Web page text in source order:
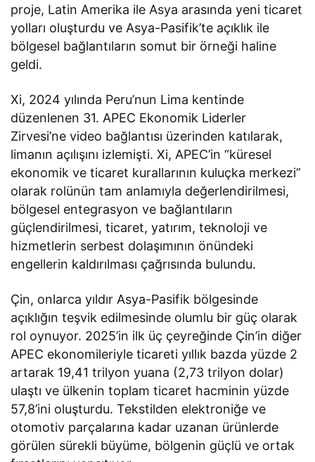
proje, Latin Amerika ile Asya arasında yeni ticaret
yolları oluşturdu ve Asya-Pasifik’te açıklık ile
bölgesel bağlantıların somut bir örneği haline
geldi.
Xi, 2024 yılında Peru’nun Lima kentinde
düzenlenen 31. APEC Ekonomik Liderler
Zirvesi’ne video bağlantısı üzerinden katılarak,
limanın açılışını izlemişti. Xi, APEC’in “küresel
ekonomik ve ticaret kurallarının kuluçka merkezi”
olarak rolünün tam anlamıyla değerlendirilmesi,
bölgesel entegrasyon ve bağlantıların
güçlendirilmesi, ticaret, yatırım, teknoloji ve
hizmetlerin serbest dolaşımının önündeki
engellerin kaldırılması çağrısında bulundu.
Çin, onlarca yıldır Asya-Pasifik bölgesinde
açıklığın teşvik edilmesinde olumlu bir güç olarak
rol oynuyor. 2025’in ilk üç çeyreğinde Çin’in diğer
APEC ekonomileriyle ticareti yıllık bazda yüzde 2
artarak 19,41 trilyon yuana (2,73 trilyon dolar)
ulaştı ve ülkenin toplam ticaret hacminin yüzde
57,8’ini oluşturdu. Tekstilden elektroniğe ve
otomotiv parçalarına kadar uzanan ürünlerde
görülen sürekli büyüme, bölgenin güçlü ve ortak